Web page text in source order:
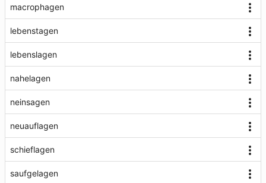
macrophagen
lebenstagen
lebenslagen
nahelagen
neinsagen
neuauflagen
schieflagen
saufgelagen